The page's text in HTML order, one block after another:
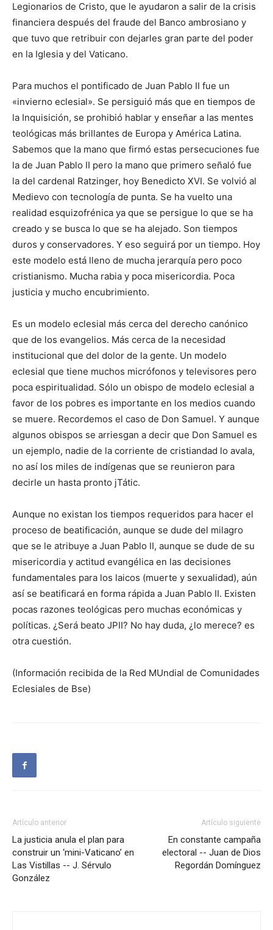
Legionarios de Cristo, que le ayudaron a salir de la crisis
financiera después del fraude del Banco ambrosiano y
que tuvo que retribuir con dejarles gran parte del poder
en la Iglesia y del Vaticano.
Para muchos el pontificado de Juan Pablo II fue un
«invierno eclesial». Se persiguió más que en tiempos de
la Inquisición, se prohibió hablar y enseñar a las mentes
teológicas más brillantes de Europa y América Latina.
Sabemos que la mano que firmó estas persecuciones fue
la de Juan Pablo II pero la mano que primero señaló fue
la del cardenal Ratzinger, hoy Benedicto XVI. Se volvió al
Medievo con tecnología de punta. Se ha vuelto una
realidad esquizofrénica ya que se persigue lo que se ha
creado y se busca lo que se ha alejado. Son tiempos
duros y conservadores. Y eso seguirá por un tiempo. Hoy
este modelo está lleno de mucha jerarquía pero poco
cristianismo. Mucha rabia y poca misericordia. Poca
justicia y mucho encubrimiento.
Es un modelo eclesial más cerca del derecho canónico
que de los evangelios. Más cerca de la necesidad
institucional que del dolor de la gente. Un modelo
eclesial que tiene muchos micrófonos y televisores pero
poca espiritualidad. Sólo un obispo de modelo eclesial a
favor de los pobres es importante en los medios cuando
se muere. Recordemos el caso de Don Samuel. Y aunque
algunos obispos se arriesgan a decir que Don Samuel es
un ejemplo, nadie de la corriente de cristiandad lo avala,
no así los miles de indígenas que se reunieron para
decirle un hasta pronto jTátic.
Aunque no existan los tiempos requeridos para hacer el
proceso de beatificación, aunque se dude del milagro
que se le atribuye a Juan Pablo II, aunque se dude de su
misericordia y actitud evangélica en las decisiones
fundamentales para los laicos (muerte y sexualidad), aún
así se beatificará en forma rápida a Juan Pablo II. Existen
pocas razones teológicas pero muchas económicas y
políticas. ¿Será beato JPII? No hay duda, ¿lo merece? es
otra cuestión.
(Información recibida de la Red MUndial de Comunidades
Eclesiales de Bse)
Artículo anterior
La justicia anula el plan para
construir un ‘mini-Vaticano’ en
Las Vistillas -- J. Sérvulo
González
Artículo siguiente
En constante campaña
electoral -- Juan de Dios
Regordán Domínguez